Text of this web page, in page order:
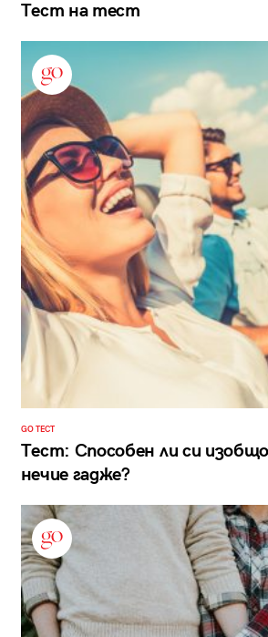
Тест на тест
GO ТЕСТ
Тест: Способен ли си
нечие гадже?